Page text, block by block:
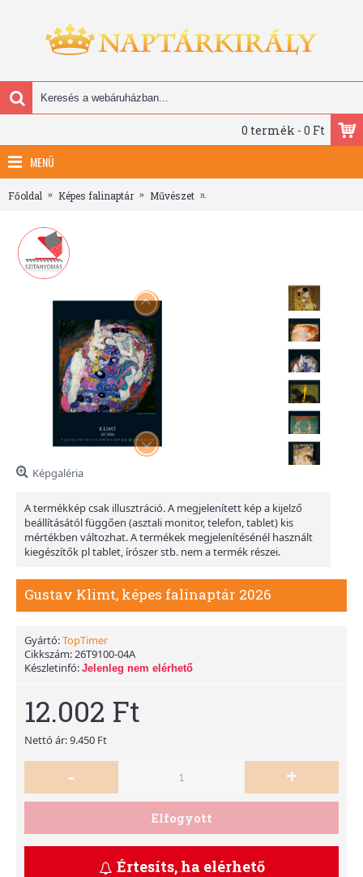
0 termék - 0 Ft
MENÜ
Főoldal Képes falinaptár Művészet
Képgaléria
A termékkép csak illusztráció. A megjelenített kép a kijelző
beállításától függően (asztali monitor, telefon, tablet) kis
mértékben változhat. A termékek megjelenítésénél használt
kiegészítők pl tablet, írószer stb. nem a termék részei.
Gustav Klimt, képes falinaptár 2026
Gyártó:TopTimer
Cikkszám:26T9100-04A
Készletinfó: Jelenleg nem elérhető
12.002 Ft
Nettó ár: 9.450 Ft
- +
Elfogyott
Értesíts, ha elérhető